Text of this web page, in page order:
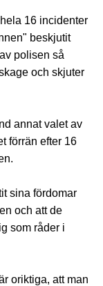
16 incidenter
beskjutit
polisen så
och skjuter
annat valet av
förrän efter 16
sina fördomar
och att de
som råder i
oriktiga, att man